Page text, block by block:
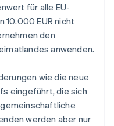
für alle EU-
10.000 EUR nicht
den
anwenden.
wie die neue
eingeführt, die sich
werden aber nur